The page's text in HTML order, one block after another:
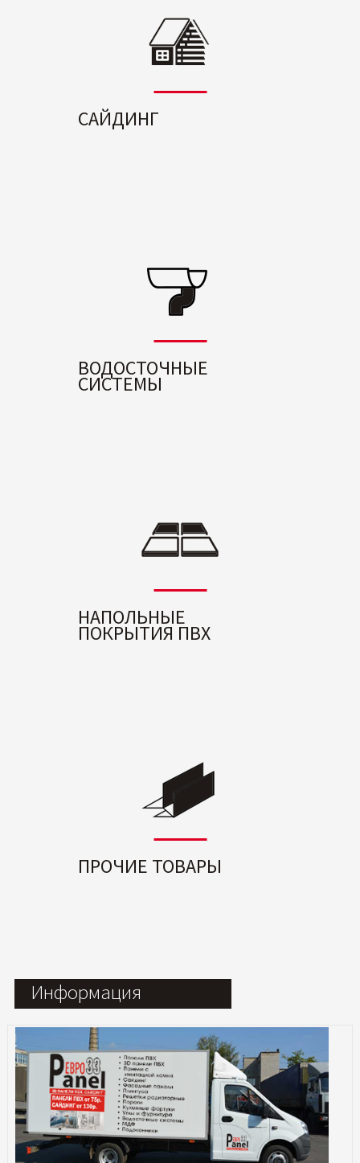
САЙДИНГ
ВОДОСТОЧНЫЕ
СИСТЕМЫ
НАПОЛЬНЫЕ
ПОКРЫТИЯ ПВХ
ПРОЧИЕ ТОВАРЫ
Информация